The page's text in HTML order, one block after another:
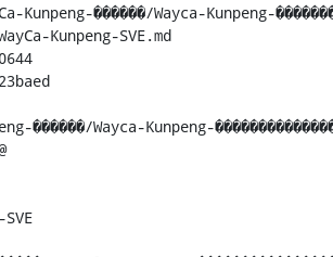
������/Wayca-Kunpeng-
Kunpeng-SVE.md
������/Wayca-Kunpeng-